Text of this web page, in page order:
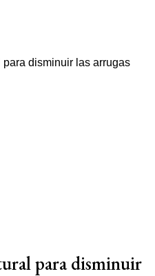
para disminuir